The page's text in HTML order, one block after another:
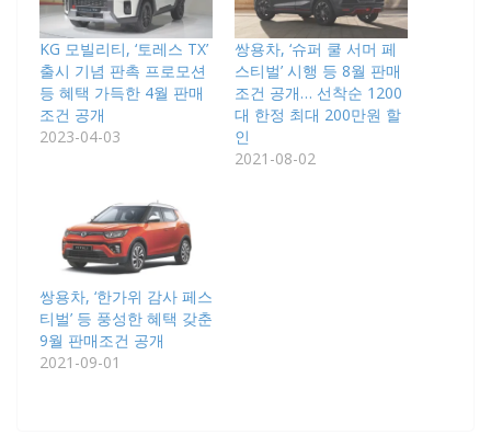
KG 모빌리티, ‘토레스 TX’
출시 기념 판촉 프로모션
등 혜택 가득한 4월 판매
조건 공개
2023-04-03
쌍용차, ‘슈퍼 쿨 서머 페
스티벌’ 시행 등 8월 판매
조건 공개… 선착순 1200
대 한정 최대 200만원 할
인
2021-08-02
쌍용차, ‘한가위 감사 페스
티벌’ 등 풍성한 혜택 갖춘
9월 판매조건 공개
2021-09-01